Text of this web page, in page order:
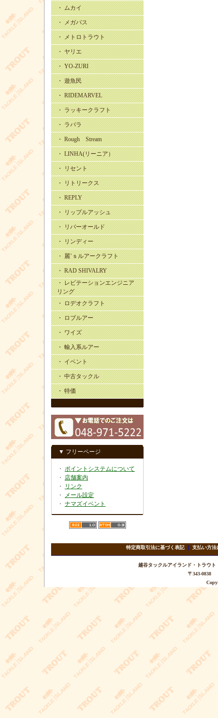
・ ムカイ
・ メガバス
・ メトロトラウト
・ ヤリエ
・ YO-ZURI
・ 遊魚民
・ RIDEMARVEL
・ ラッキークラフト
・ ラパラ
・ Rough Stream
・ LINHA(リーニア）
・ リセント
・ リトリークス
・ REPLY
・ リップルアッシュ
・ リバーオールド
・ リンディー
・ 麗’ｓルアークラフト
・ RAD SHIVALRY
・ レビテーションエンジニア
リング
・ ロデオクラフト
・ ロブルアー
・ ワイズ
・ 輸入系ルアー
・ イベント
・ 中古タックル
・ 特価
▼ フリーページ
・ ポイントシステムについて
・ 店舗案内
・
リンク
・
メール設定
・ ナマズイベント
特定商取引法に基づく表記｜ 支払い方法
越谷タックルアイランド・トラ
〒343-0838